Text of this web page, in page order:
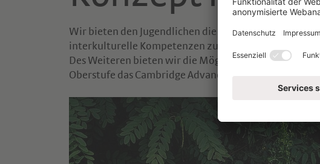
Wir bieten den Jugendlichen die Möglichkeit, nicht
interkulturelle Kompetenzen zu entwickeln, die in
Des Weiteren bieten wir die Möglichkeit, im Umfang
Oberstufe das Cambridge Advanced English Certificate